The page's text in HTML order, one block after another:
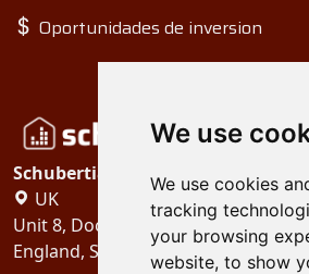
We use
We use cookies
tracking
your browsing
website, to show
Oportunidades de inversion
Schubertiades, Ltd.
UK
Unit 8, Dock Offices, Surrey Quays
England, SE16 2XU